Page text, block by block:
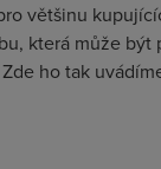
většinu
která může být
ho tak